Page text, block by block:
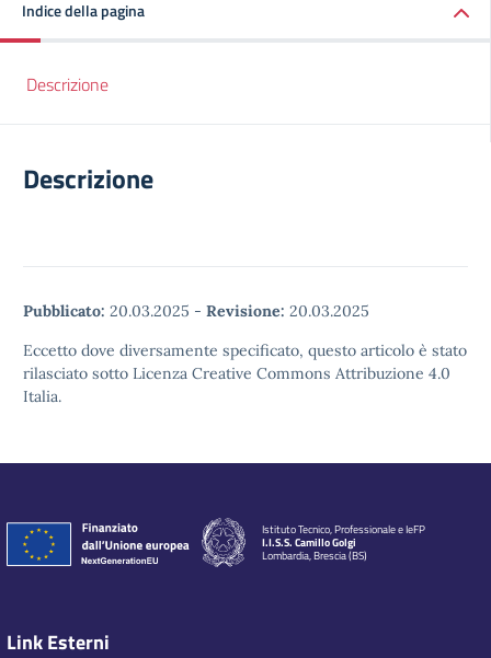
Indice della pagina
Descrizione
Descrizione
Pubblicato: 20.03.2025 - Revisione: 20.03.2025
Eccetto dove diversamente specificato, questo articolo è stato
rilasciato sotto Licenza Creative Commons Attribuzione 4.0
Italia.
Istituto Tecnico, Professionale e IeFP
I.I.S.S. Camillo Golgi
Lombardia, Brescia (BS)
Link Esterni